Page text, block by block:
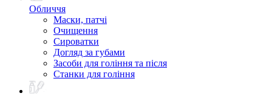
Обличчя
Маски, патчі
Очищення
Сироватки
Догляд за губами
Засоби для гоління та після
Станки для гоління